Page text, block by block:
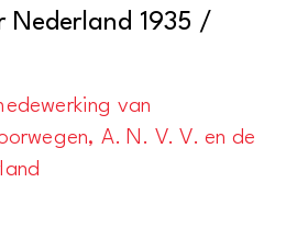
Nederland 1935 /
van
A. N. V. V. en de